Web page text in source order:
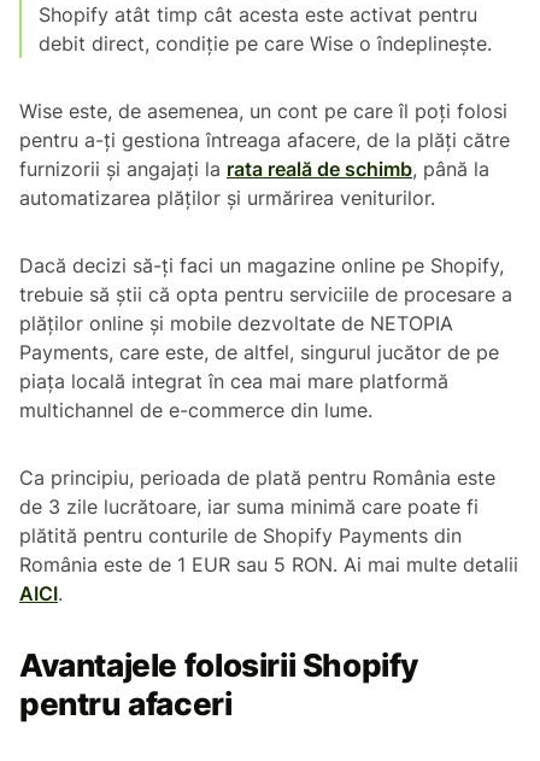
Shopify atât timp cât acesta este activat pentru
debit direct, condiție pe care Wise o îndeplinește.
Wise este, de asemenea, un cont pe care îl poți folosi
pentru a-ți gestiona întreaga afacere, de la plăți către
furnizorii și angajați la rata reală de schimb, până la
automatizarea plăților și urmărirea veniturilor.
Dacă decizi să-ți faci un magazine online pe Shopify,
trebuie să știi că opta pentru serviciile de procesare a
plăţilor online şi mobile dezvoltate de NETOPIA
Payments, care este, de altfel, singurul jucător de pe
piața locală integrat în cea mai mare platformă
multichannel de e-commerce din lume.
Ca principiu, perioada de plată pentru România este
de 3 zile lucrătoare, iar suma minimă care poate fi
plătită pentru conturile de Shopify Payments din
România este de 1 EUR sau 5 RON. Ai mai multe detalii
AICI.
Avantajele folosirii Shopify
pentru afaceri